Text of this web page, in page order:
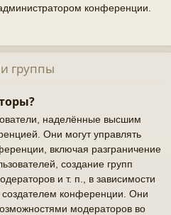
конференции.
группы
наделённые высшим
Они могут управлять
включая разграничение
создание групп
и т. п., в зависимости
конференции. Они
модераторов во